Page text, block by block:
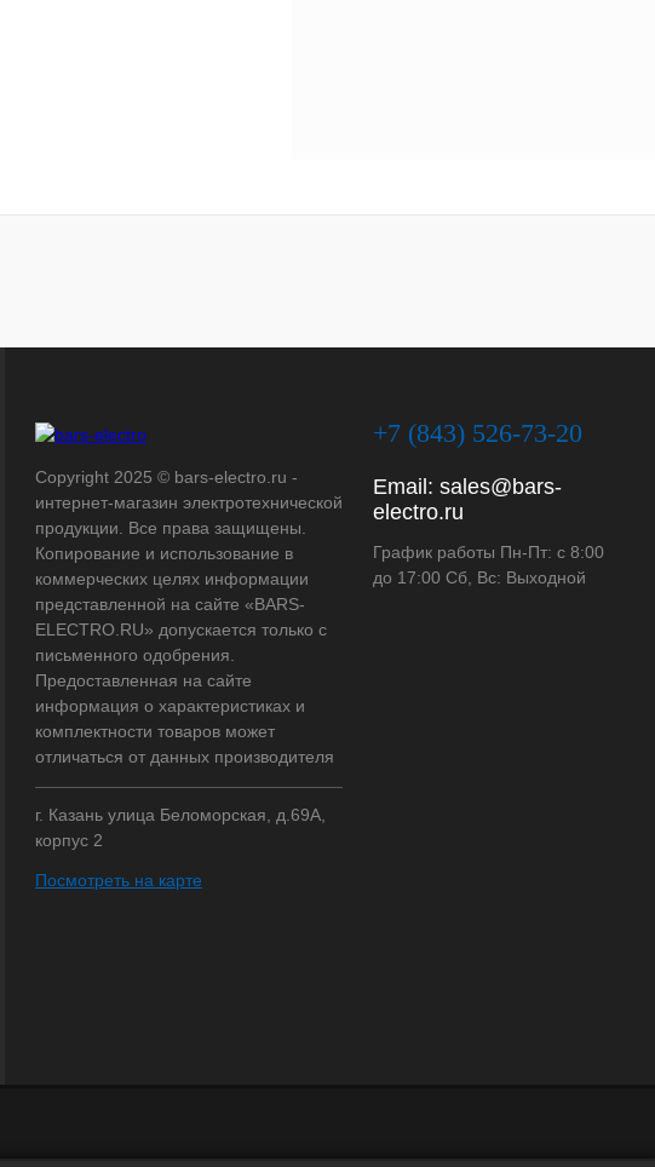
Copyright 2025 © bars-electro.ru -
интернет-магазин электротехнической
продукции. Все права защищены.
Копирование и использование в
коммерческих целях информации
представленной на сайте «BARS-
ELECTRO.RU» допускается только с
письменного одобрения.
Предоставленная на сайте
информация о характеристиках и
комплектности товаров может
отличаться от данных производителя
г. Казань улица Беломорская, д.69А,
корпус 2
Посмотреть на карте
+7 (843) 526-73-20
Email: sales@bars-
electro.ru
График работы Пн-Пт: с 8:00
до 17:00 Сб, Вс: Выходной